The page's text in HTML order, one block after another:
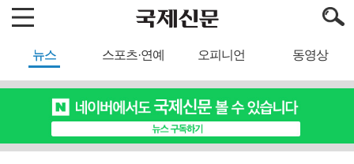
뉴스 스포츠·연예 오피니언 동영상